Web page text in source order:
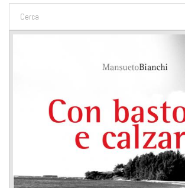
FORM DI RICERCA